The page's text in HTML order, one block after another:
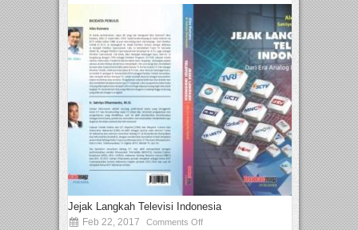
Jejak Langkah Televisi Indonesia
Feb 22, 2017 Comments Off